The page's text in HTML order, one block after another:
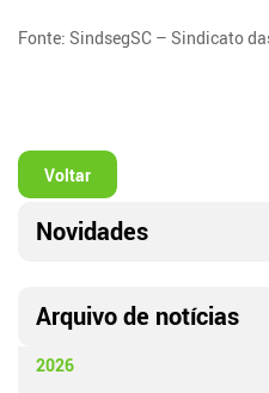
Fonte: SindsegSC – Sindicato
Voltar
Novidades
Arquivo de notícias
2026